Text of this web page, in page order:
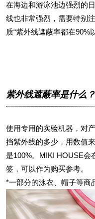
在海边和游泳池边强烈的
线也非常强烈，需要特别
质“紫外线遮蔽率都在90%
紫外线遮蔽率是什么？
使用专用的实验机器，对
挡紫外线的多少，用数值
是100%。MIKI HOUSE会
签，可以作为购买参考。
*一部分的泳衣、帽子等商